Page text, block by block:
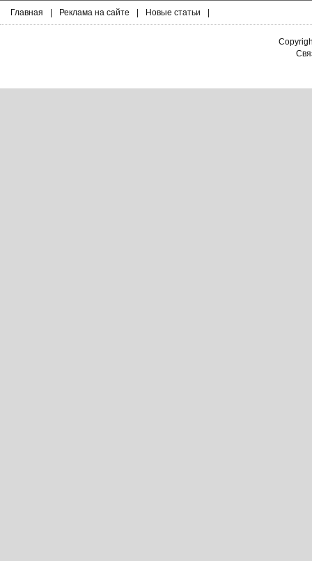
Главная | Реклама на сайте | Новые статьи |